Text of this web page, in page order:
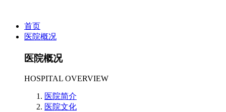
首页
医院概况
医院概况
HOSPITAL OVERVIEW
医院简介
医院文化